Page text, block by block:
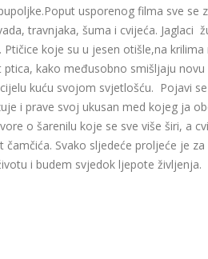
usporenog filma sve se
travnjaka, šuma i cvijeća. Jaglaci
koje su u jesen otišle,na krilima
kako međusobno smišljaju novu
kuću svojom svjetlošću. Pojavi
i prave svoj ukusan med kojeg ja
o šarenilu koje se sve više širi, a
Svako sljedeće proljeće je
i budem svjedok ljepote življenja.